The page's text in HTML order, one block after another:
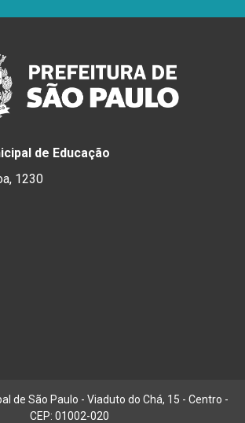
de Educação
1230
de São Paulo - Viaduto do Chá, 15 - Centro -
CEP: 01002-020